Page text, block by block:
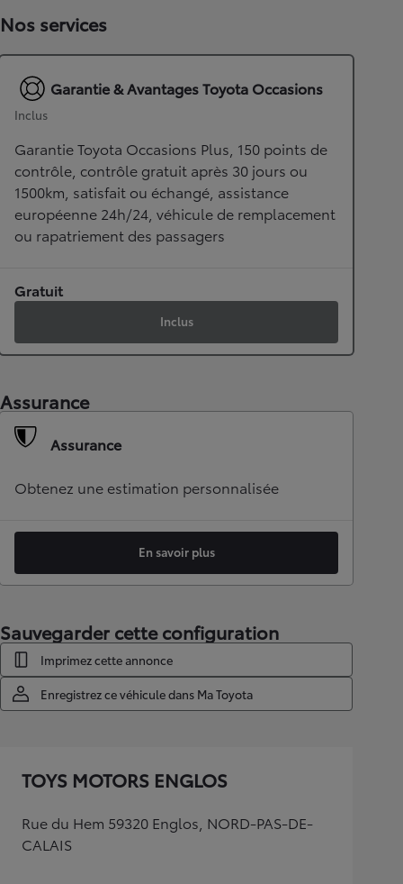
Nos services
Garantie & Avantages Toyota Occasions
Inclus
Garantie Toyota Occasions Plus, 150 points de
contrôle, contrôle gratuit après 30 jours ou
1500km, satisfait ou échangé, assistance
européenne 24h/24, véhicule de remplacement
ou rapatriement des passagers
Gratuit
Inclus
Assurance
Assurance
Obtenez une estimation personnalisée
En savoir plus
Sauvegarder cette configuration
Imprimez cette annonce
Enregistrez ce véhicule dans Ma Toyota
TOYS MOTORS ENGLOS
Rue du Hem 59320 Englos, NORD-PAS-DE-
CALAIS